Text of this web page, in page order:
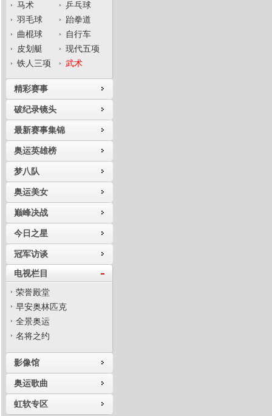
马术
乒乓球
羽毛球
跆拳道
曲棍球
自行车
皮划艇
现代五项
铁人三项
武术
精彩赛事
破纪录镜头
最新赛事集锦
奥运英雄榜
梦八队
奥运美女
巅峰决战
今日之星
冠军访谈
电视栏目
荣誉殿堂
早安奥林匹克
全景奥运
名将之约
影像馆
奥运歌曲
虹软专区